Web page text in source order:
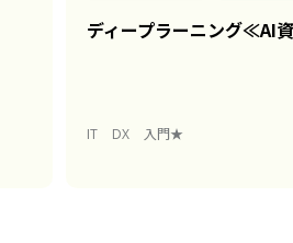
ディープラーニング≪AI
IT DX 入門★